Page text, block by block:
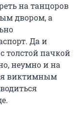
на танцоров
двором, а
Да и
толстой пачкой
неумно и на
виктимным